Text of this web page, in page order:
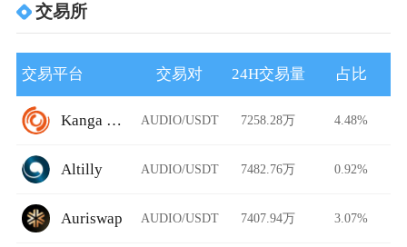
交易所
交易平台 交易对 24H交易量 占比
Kanga Exchange AUDIO/USDT 7258.28万 4.48%
Altilly AUDIO/USDT 7482.76万 0.92%
Auriswap AUDIO/USDT 7407.94万 3.07%